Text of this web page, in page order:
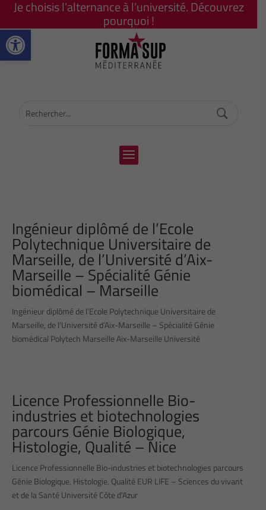
Ouvrir la barre d’outils
Je choisis l’alternance à l’université. Découvrez
pourquoi !
Ingénieur diplômé de l’Ecole
Polytechnique Universitaire de
Marseille, de l’Université d’Aix-
Marseille – Spécialité Génie
biomédical – Marseille
Ingénieur diplômé de l’Ecole Polytechnique Universitaire de
Marseille, de l’Université d’Aix-Marseille – Spécialité Génie
biomédical Polytech Marseille Aix-Marseille Université
Licence Professionnelle Bio-
industries et biotechnologies
parcours Génie Biologique,
Histologie, Qualité – Nice
Licence Professionnelle Bio-industries et biotechnologies parcours
Génie Biologique, Histologie, Qualité EUR LIFE – Sciences du vivant
et de la Santé Université Côte d’Azur